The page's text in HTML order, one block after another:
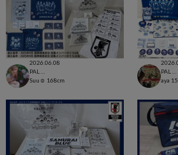
2026.06.08
Suu☺︎ 168cm
aya